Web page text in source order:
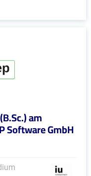
am
Software GmbH